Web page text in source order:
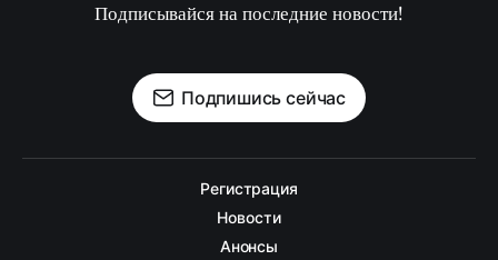
Подписывайся на последние новости!
Подпишись сейчас
Регистрация
Новости
Анонсы